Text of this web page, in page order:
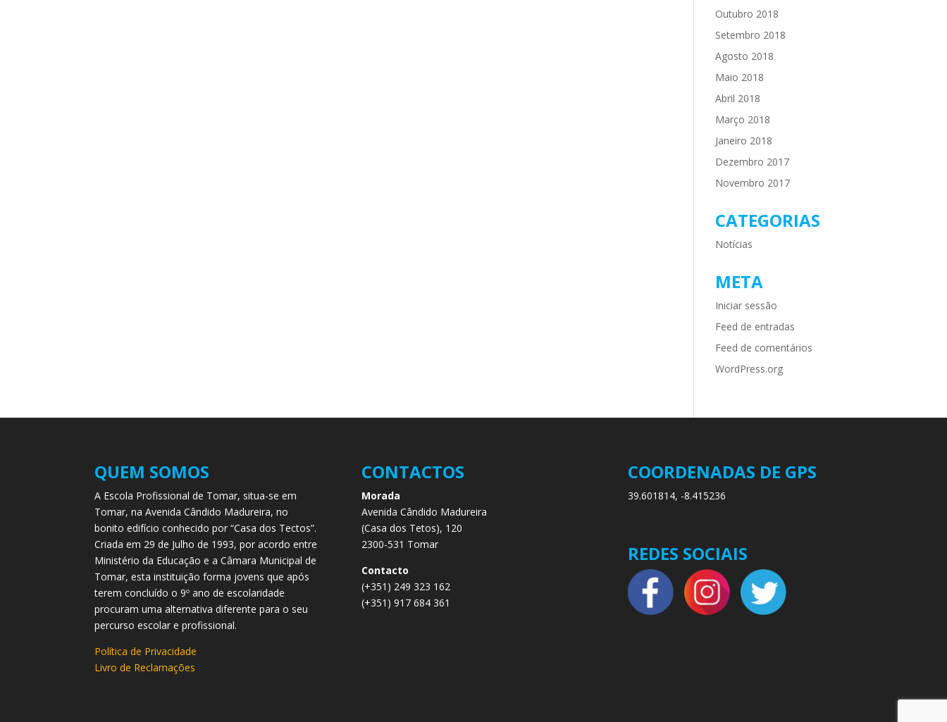
Outubro 2018
Setembro 2018
Agosto 2018
Maio 2018
Abril 2018
Março 2018
Janeiro 2018
Dezembro 2017
Novembro 2017
CATEGORIAS
Notícias
META
Iniciar sessão
Feed de entradas
Feed de comentários
WordPress.org
QUEM SOMOS
A Escola Profissional de Tomar, situa-se em
Tomar, na Avenida Cândido Madureira, no
bonito edifício conhecido por “Casa dos Tectos”.
Criada em 29 de Julho de 1993, por acordo entre
Ministério da Educação e a Câmara Municipal de
Tomar, esta instituição forma jovens que após
terem concluído o 9º ano de escolaridade
procuram uma alternativa diferente para o seu
percurso escolar e profissional.
Política de Privacidade
Livro de Reclamações
CONTACTOS
Morada
Avenida Cândido Madureira
(Casa dos Tetos), 120
2300-531 Tomar
Contacto
(+351) 249 323 162
(+351) 917 684 361
COORDENADAS DE GPS
39.601814, -8.415236
REDES SOCIAIS